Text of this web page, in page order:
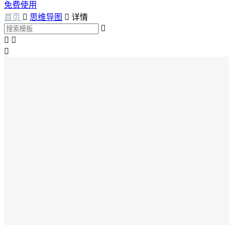
免费使用
首页  思维导图  详情

 
